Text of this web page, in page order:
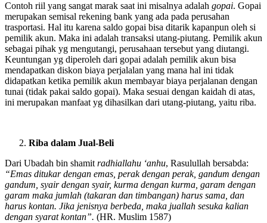
Contoh riil yang sangat marak saat ini misalnya adalah gopai. Gopai
merupakan semisal rekening bank yang ada pada perusahan
trasportasi. Hal itu karena saldo gopai bisa ditarik kapanpun oleh si
pemilik akun. Maka ini adalah transaksi utang-piutang. Pemilik akun
sebagai pihak yg mengutangi, perusahaan tersebut yang diutangi.
Keuntungan yg diperoleh dari gopai adalah pemilik akun bisa
mendapatkan diskon biaya perjalalan yang mana hal ini tidak
didapatkan ketika pemilik akun membayar biaya perjalanan dengan
tunai (tidak pakai saldo gopai). Maka sesuai dengan kaidah di atas,
ini merupakan manfaat yg dihasilkan dari utang-piutang, yaitu riba.
Riba dalam Jual-Beli
Dari Ubadah bin shamitradhiallahu ‘anhu, Rasulullah bersabda:
“Emas ditukar dengan emas, perak dengan perak, gandum dengan
gandum, syair dengan syair, kurma dengan kurma, garam dengan
garam maka jumlah (takaran dan timbangan) harus sama, dan
harus kontan. Jika jenisnya berbeda, maka juallah sesuka kalian
dengan syarat kontan”. (HR. Muslim 1587)